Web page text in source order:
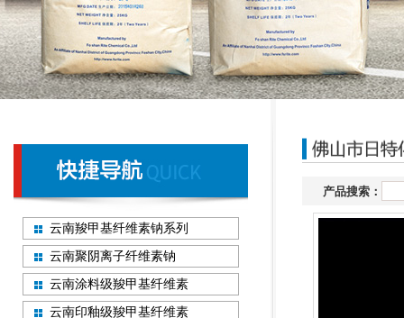
云南羧甲基纤维素钠系列
云南聚阴离子纤维素钠
云南涂料级羧甲基纤维素
云南印釉级羧甲基纤维素
产品搜索：